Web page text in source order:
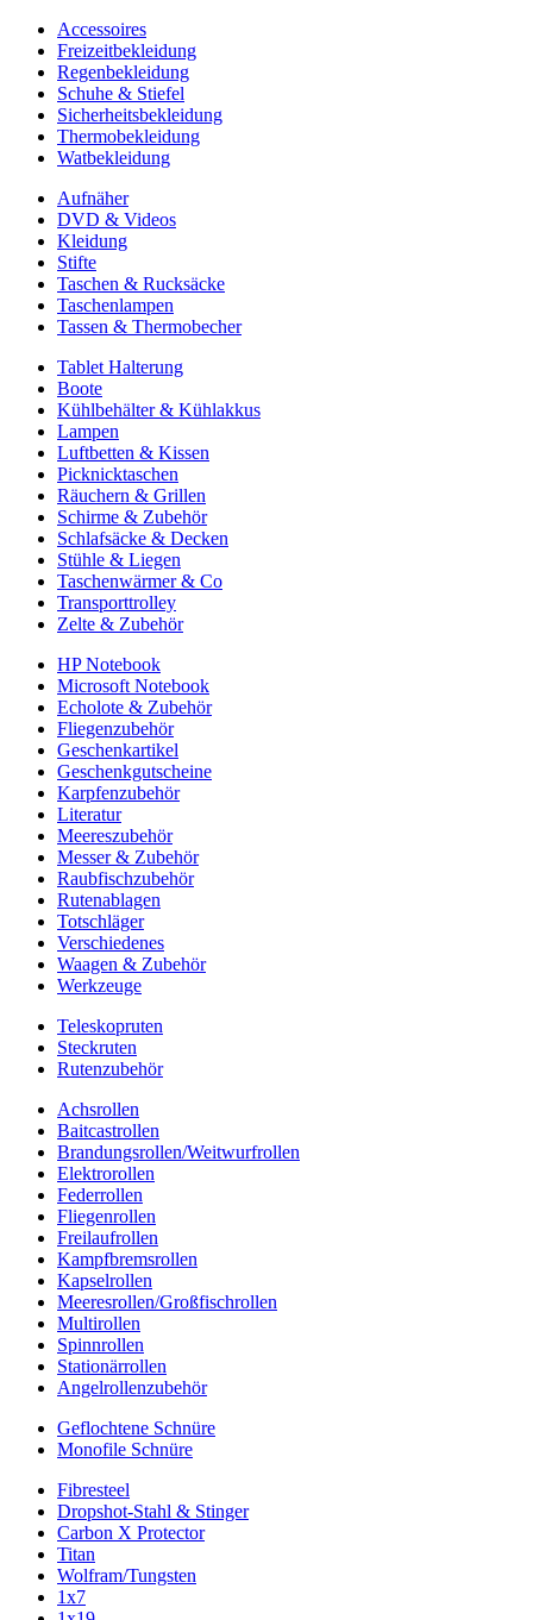
Accessoires
Freizeitbekleidung
Regenbekleidung
Schuhe & Stiefel
Sicherheitsbekleidung
Thermobekleidung
Watbekleidung
Aufnäher
DVD & Videos
Kleidung
Stifte
Taschen & Rucksäcke
Taschenlampen
Tassen & Thermobecher
Tablet Halterung
Boote
Kühlbehälter & Kühlakkus
Lampen
Luftbetten & Kissen
Picknicktaschen
Räuchern & Grillen
Schirme & Zubehör
Schlafsäcke & Decken
Stühle & Liegen
Taschenwärmer & Co
Transporttrolley
Zelte & Zubehör
HP Notebook
Microsoft Notebook
Echolote & Zubehör
Fliegenzubehör
Geschenkartikel
Geschenkgutscheine
Karpfenzubehör
Literatur
Meereszubehör
Messer & Zubehör
Raubfischzubehör
Rutenablagen
Totschläger
Verschiedenes
Waagen & Zubehör
Werkzeuge
Teleskopruten
Steckruten
Rutenzubehör
Achsrollen
Baitcastrollen
Brandungsrollen/Weitwurfrollen
Elektrorollen
Federrollen
Fliegenrollen
Freilaufrollen
Kampfbremsrollen
Kapselrollen
Meeresrollen/Großfischrollen
Multirollen
Spinnrollen
Stationärrollen
Angelrollenzubehör
Geflochtene Schnüre
Monofile Schnüre
Fibresteel
Dropshot-Stahl & Stinger
Carbon X Protector
Titan
Wolfram/Tungsten
1x7